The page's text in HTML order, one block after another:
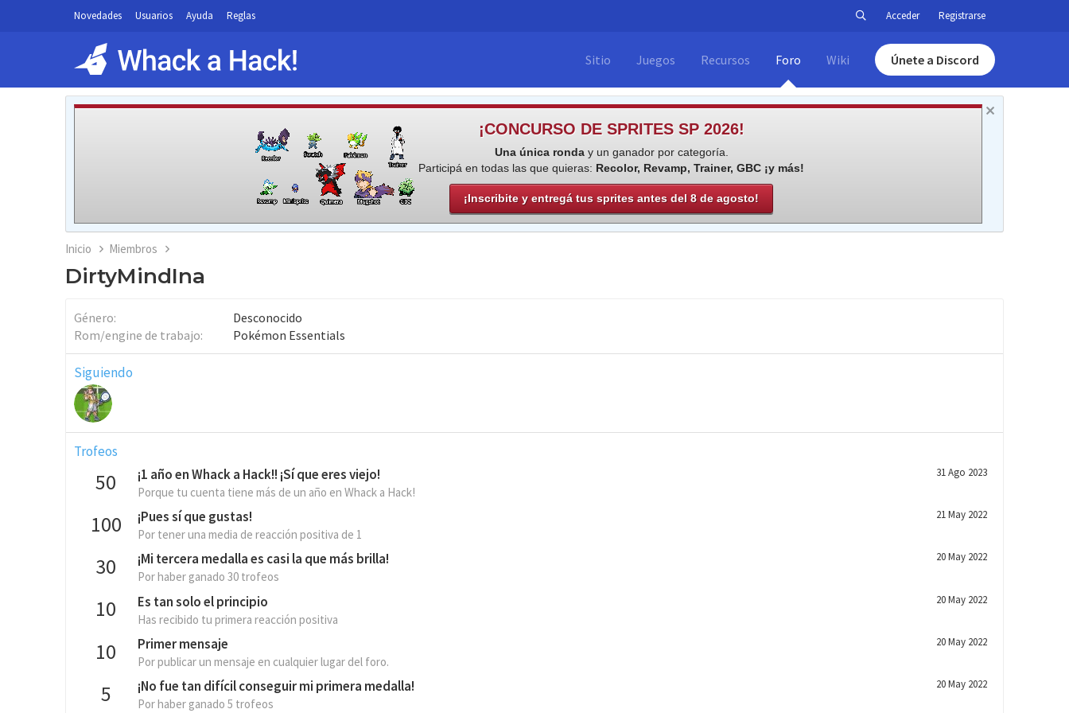
Novedades Usuarios Ayuda Reglas Acceder Registrarse
Sitio Juegos Recursos Foro Wiki Únete a Discord
¡CONCURSO DE SPRITES SP 2026!
Una única ronday un ganador por categoría.
Participá en todas las que quieras: Recolor, Revamp, Trainer, GBC ¡y más!
¡Inscribite y entregá tus sprites antes del 8 de agosto!
Inicio Miembros
DirtyMindIna
Género
Desconocido
Rom/engine de trabajo
Pokémon Essentials
Siguiendo
Trofeos
50 31 Ago 2023
¡1 año en Whack a Hack!! ¡Sí que eres viejo!
Porque tu cuenta tiene más de un año en Whack a Hack!
100 21 May 2022
¡Pues sí que gustas!
Por tener una media de reacción positiva de 1
30 20 May 2022
¡Mi tercera medalla es casi la que más brilla!
Por haber ganado 30 trofeos
10 20 May 2022
Es tan solo el principio
Has recibido tu primera reacción positiva
10 20 May 2022
Primer mensaje
Por publicar un mensaje en cualquier lugar del foro.
5 20 May 2022
¡No fue tan difícil conseguir mi primera medalla!
Por haber ganado 5 trofeos